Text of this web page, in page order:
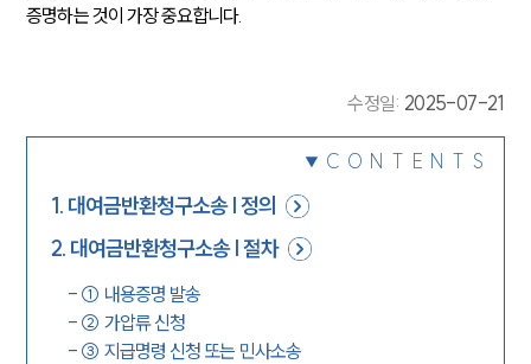
증명하는 것이 가장 중요합니다.
수정일: 2025-07-21
CONTENTS
1. 대여금반환청구소송 | 정의
2. 대여금반환청구소송 | 절차
- ① 내용증명 발송
- ② 가압류 신청
- ③ 지급명령 신청 또는 민사소송